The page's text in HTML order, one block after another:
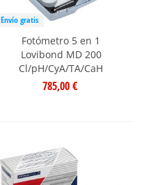
Envío gratis
Fotómetro 5 en 1
Lovibond MD 200
Cl/pH/CyA/TA/CaH
785,00 €